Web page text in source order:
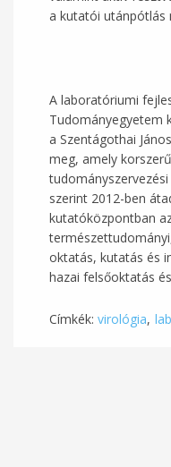
a kutatói utánpótlás
A laboratóriumi
Tudományegyetem
a Szentágothai
meg, amely
szerint 2012-ben
kutatóközpontban
oktatás, kutatás és
hazai felsőoktatás
Címkék: virológia